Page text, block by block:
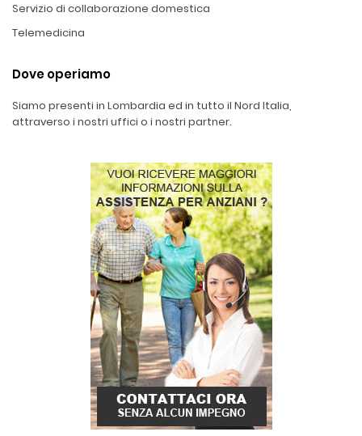
Servizio di collaborazione domestica
Telemedicina
Dove operiamo
Siamo presenti in Lombardia ed in tutto il Nord Italia,
attraverso i nostri uffici o i nostri partner.